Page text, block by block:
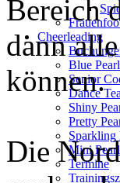
Cheerleading
Blue
Senior
Dance
Shiny
Pretty
Sparkling
Mini
Termine
Bereich
dann
können.
Die